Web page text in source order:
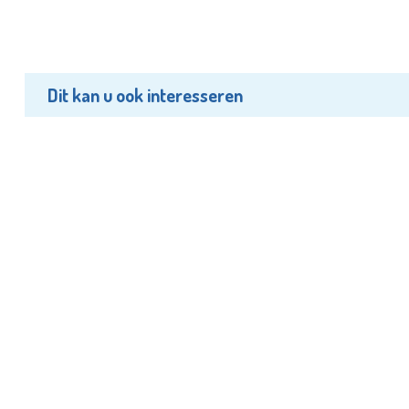
Dit kan u ook interesseren